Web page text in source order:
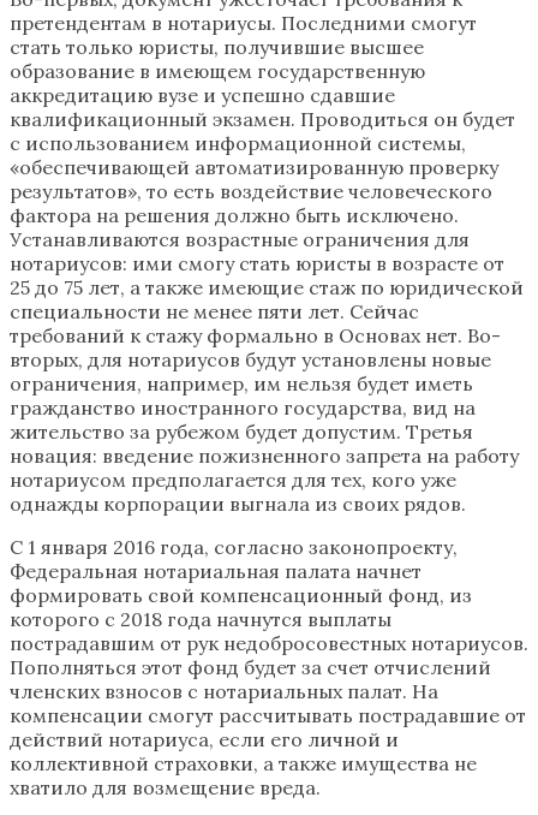
претендентам в нотариусы. Последними смогут
стать только юристы, получившие высшее
образование в имеющем государственную
аккредитацию вузе и успешно сдавшие
квалификационный экзамен. Проводиться он будет
с использованием информационной системы,
«обеспечивающей автоматизированную проверку
результатов», то есть воздействие человеческого
фактора на решения должно быть исключено.
Устанавливаются возрастные ограничения для
нотариусов: ими смогу стать юристы в возрасте от
25 до 75 лет, а также имеющие стаж по юридической
специальности не менее пяти лет. Сейчас
требований к стажу формально в Основах нет. Во-
вторых, для нотариусов будут установлены новые
ограничения, например, им нельзя будет иметь
гражданство иностранного государства, вид на
жительство за рубежом будет допустим. Третья
новация: введение пожизненного запрета на работу
нотариусом предполагается для тех, кого уже
однажды корпорации выгнала из своих рядов.
С 1 января 2016 года, согласно законопроекту,
Федеральная нотариальная палата начнет
формировать свой компенсационный фонд, из
которого с 2018 года начнутся выплаты
пострадавшим от рук недобросовестных нотариусов.
Пополняться этот фонд будет за счет отчислений
членских взносов с нотариальных палат. На
компенсации смогут рассчитывать пострадавшие от
действий нотариуса, если его личной и
коллективной страховки, а также имущества не
хватило для возмещение вреда.